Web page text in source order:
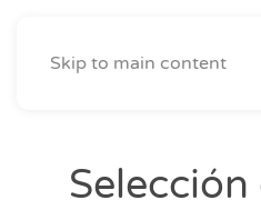
Skip to main content